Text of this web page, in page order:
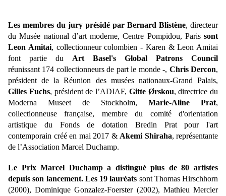
Les membres du jury présidé par Bernard Blistène, directeur
du Musée national d’art moderne, Centre Pompidou, Paris sont
Leon Amitai, collectionneur colombien - Karen & Leon Amitai
font partie du Art Basel's Global Patrons Council
réunissant 174 collectionneurs de part le monde -, Chris Dercon,
président de la Réunion des musées nationaux-Grand Palais,
Gilles Fuchs, président de l’ADIAF, Gitte Ørskou, directrice du
Moderna Museet de Stockholm, Marie-Aline Prat,
collectionneuse française, membre du comité d'orientation
artistique du Fonds de dotation Bredin Prat pour l'art
contemporain créé en mai 2017 & Akemi Shiraha, représentante
de l’Association Marcel Duchamp.
Le Prix Marcel Duchamp a distingué plus de 80 artistes
depuis son lancement. Les 19 lauréats sont Thomas Hirschhorn
(2000), Dominique Gonzalez-Foerster (2002), Mathieu Mercier